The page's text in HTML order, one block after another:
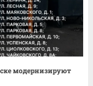
модернизируют